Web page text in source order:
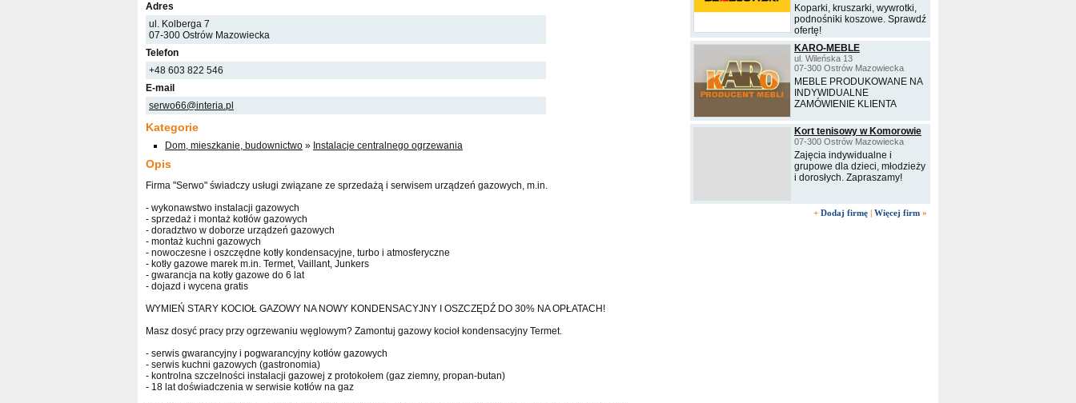
Adres
ul. Kolberga 7
07-300 Ostrów Mazowiecka
Telefon
+48 603 822 546
E-mail
serwo66@interia.pl
Kategorie
Dom, mieszkanie, budownictwo » Instalacje centralnego ogrzewania
Opis
Firma "Serwo" świadczy usługi związane ze sprzedażą i serwisem urządzeń gazowych, m.in.
- wykonawstwo instalacji gazowych
- sprzedaż i montaż kotłów gazowych
- doradztwo w doborze urządzeń gazowych
- montaż kuchni gazowych
- nowoczesne i oszczędne kotły kondensacyjne, turbo i atmosferyczne
- kotły gazowe marek m.in. Termet, Vaillant, Junkers
- gwarancja na kotły gazowe do 6 lat
- dojazd i wycena gratis
WYMIEŃ STARY KOCIOŁ GAZOWY NA NOWY KONDENSACYJNY I OSZCZĘDŹ DO 30% NA OPŁATACH!
Masz dosyć pracy przy ogrzewaniu węglowym? Zamontuj gazowy kocioł kondensacyjny Termet.
- serwis gwarancyjny i pogwarancyjny kotłów gazowych
- serwis kuchni gazowych (gastronomia)
- kontrolna szczelności instalacji gazowej z protokołem (gaz ziemny, propan-butan)
- 18 lat doświadczenia w serwisie kotłów na gaz
Koparki, kruszarki, wywrotki,
podnośniki koszowe. Sprawdź
ofertę!
KARO-MEBLE
ul. Wileńska 13
07-300 Ostrów Mazowiecka
MEBLE PRODUKOWANE NA
INDYWIDUALNE
ZAMÓWIENIE KLIENTA
Kort tenisowy w Komorowie
07-300 Ostrów Mazowiecka
Zajęcia indywidualne i
grupowe dla dzieci, młodzieży
i dorosłych. Zapraszamy!
+ Dodaj firmę | Więcej firm »